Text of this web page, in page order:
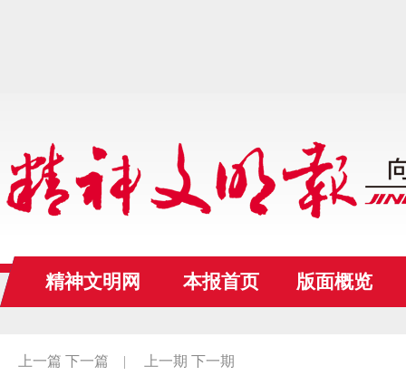
精神文明网 本报首页 版面概览
上一篇 下一篇 | 上一期 下一期